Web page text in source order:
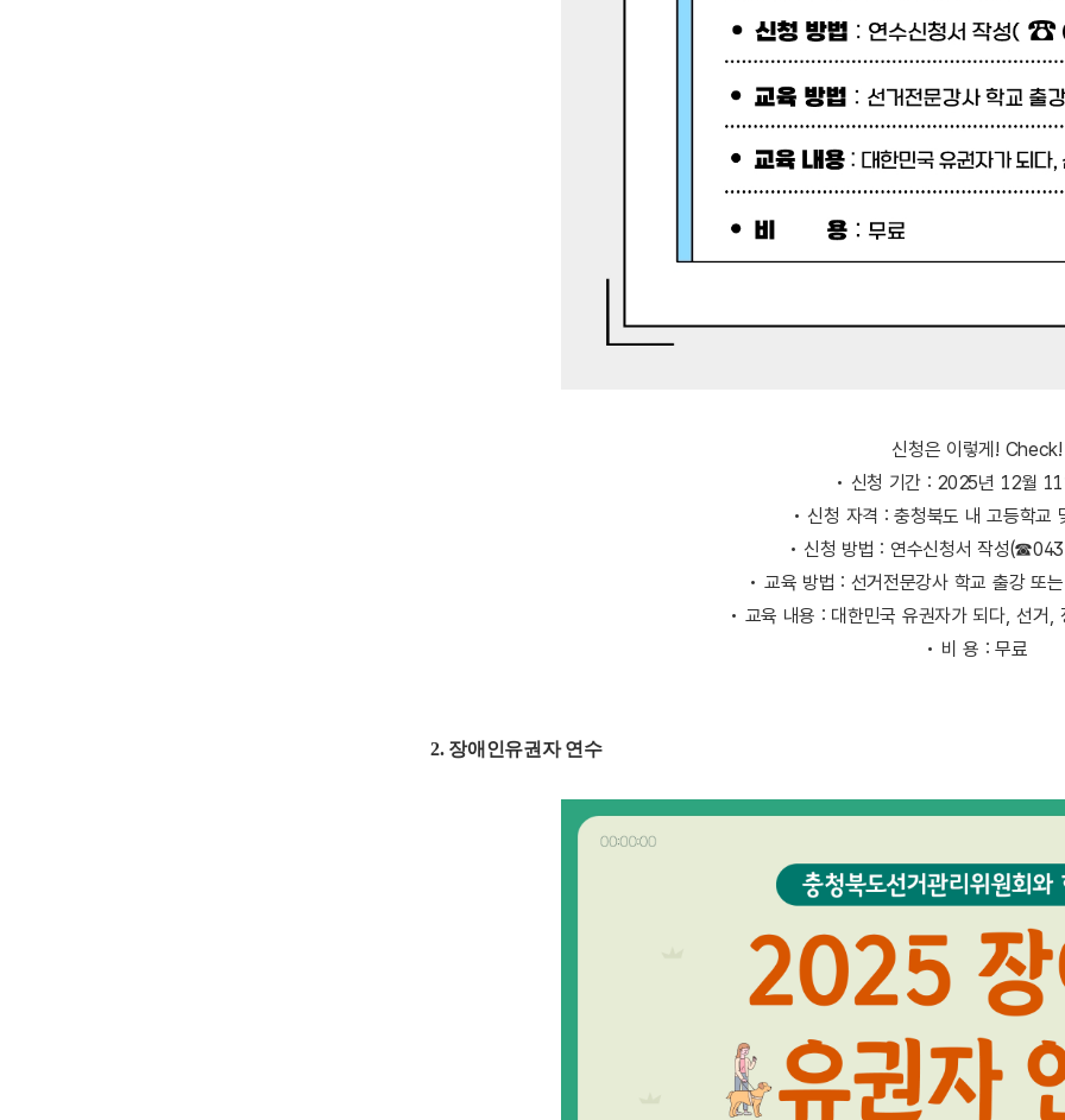
신청은 이렇게! Check!
• 신청 기간 : 2025년 12월
• 신청 자격 : 충청북도 내 고등학교
• 신청 방법 : 연수신청서 작성
• 교육 방법 : 선거전문강사 학교 출강 또
• 교육 내용 : 대한민국 유권자가 되다, 선거,
• 비 용 : 무료
2. 장애인유권자 연수